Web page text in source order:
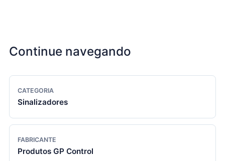
Continue navegando
CATEGORIA
Sinalizadores
FABRICANTE
Produtos GP Control